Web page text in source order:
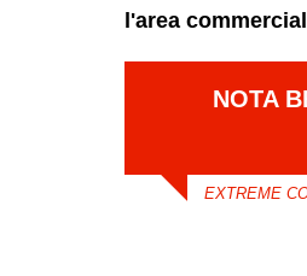
l'area
NOTA
EXTREME